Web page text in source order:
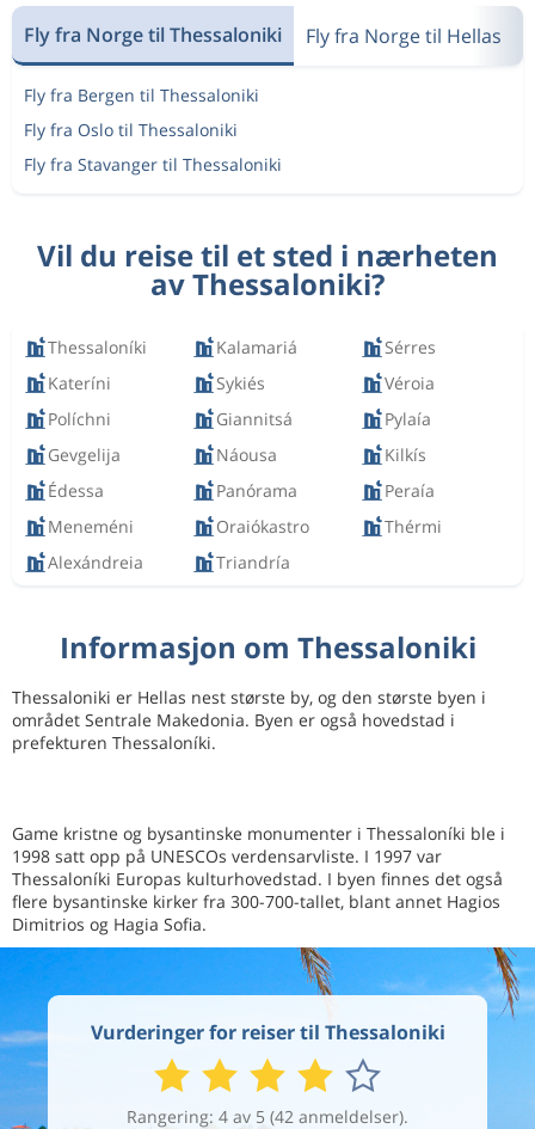
Fly fra Norge til Thessaloniki Fly fra Norge til Hellas
Fly fra Bergen til Thessaloniki
Fly fra Oslo til Thessaloniki
Fly fra Stavanger til Thessaloniki
Vil du reise til et sted i nærheten
av Thessaloniki?
Thessaloníki Kalamariá
Sérres
Kateríni
Sykiés
Véroia
Políchni
Giannitsá
Pylaía
Gevgelija
Náousa
Kilkís
Édessa
Panórama
Peraía
Meneméni
Oraiókastro
Thérmi
Alexándreia
Triandría
Informasjon om Thessaloniki
Thessaloniki er Hellas nest største by, og den største byen i
området Sentrale Makedonia. Byen er også hovedstad i
prefekturen Thessaloníki.
Game kristne og bysantinske monumenter i Thessaloníki ble i
1998 satt opp på UNESCOs verdensarvliste. I 1997 var
Thessaloníki Europas kulturhovedstad. I byen finnes det også
flere bysantinske kirker fra 300-700-tallet, blant annet Hagios
Dimitrios og Hagia Sofia.
Vurderinger for reiser til Thessaloniki
Rangering: 4 av 5 (42 anmeldelser).